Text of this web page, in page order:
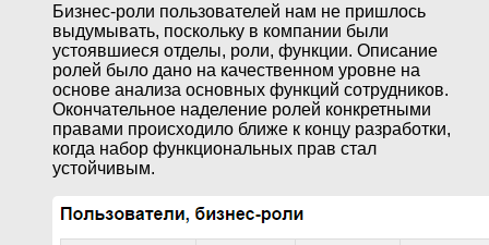
Бизнес-роли пользователей нам не пришлось
выдумывать, поскольку в компании были
устоявшиеся отделы, роли, функции. Описание
ролей было дано на качественном уровне на
основе анализа основных функций сотрудников.
Окончательное наделение ролей конкретными
правами происходило ближе к концу разработки,
когда набор функциональных прав стал
устойчивым.